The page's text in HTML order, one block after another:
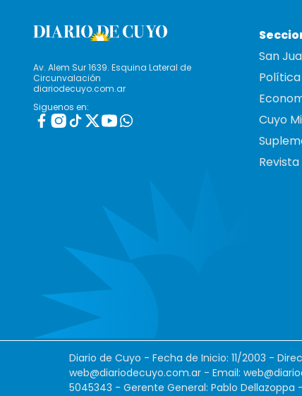
Av. Alem Sur 1639. Esquina Lateral de
Circunvalación
diariodecuyo.com.ar
Siguenos en:
San
Política
Cuyo
Revista
Diario de Cuyo - Fecha de Inicio: 11/2003 -
web@diariodecuyo.com.ar - Email:
5045343 - Gerente General: Pablo